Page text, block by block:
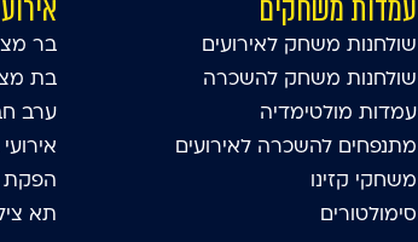
עמדות משחקים
שולחנות משחק לאירועים
שולחנות משחק להשכרה
עמדות מולטימדיה
מתנפחים להשכרה לאירועים
משחקי קזינו
סימולטורים
בר
בת
ערב
הפקת
תא